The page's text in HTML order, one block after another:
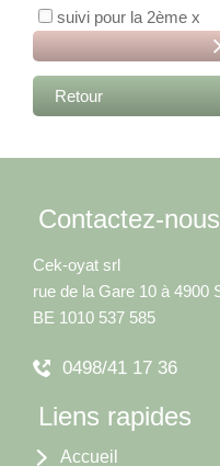
suivi pour la 2ème x
Retour
Contactez-nous
Cek-oyat srl
rue de la Gare 10 à 4900
BE 1010 537 585
0498/41 17 36
Liens rapides
Accueil